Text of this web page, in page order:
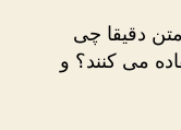
ایپسوم
استفاده
دقیقا چی
می کنند؟ و